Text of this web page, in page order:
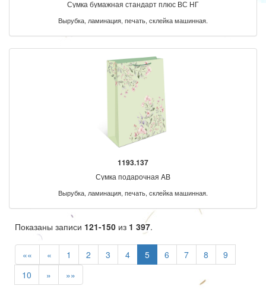
Сумка бумажная стандарт плюс ВС НГ
Вырубка, ламинация, печать, склейка машинная.
1193.137
Сумка подарочная AB
Вырубка, ламинация, печать, склейка машинная.
Показаны записи 121-150 из 1 397.
«« « 1 2 3 4 5 6 7 8
9
10
» »»